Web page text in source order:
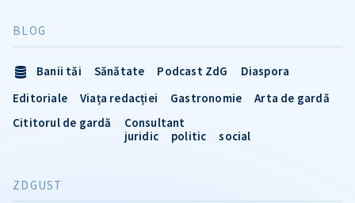
BLOG
Banii tăi Sănătate Podcast ZdG
Diaspora
Editoriale
Viața redacției Gastronomie
Arta de gardă
Cititorul de gardă
Consultant
juridic
politic social
ZDGUST